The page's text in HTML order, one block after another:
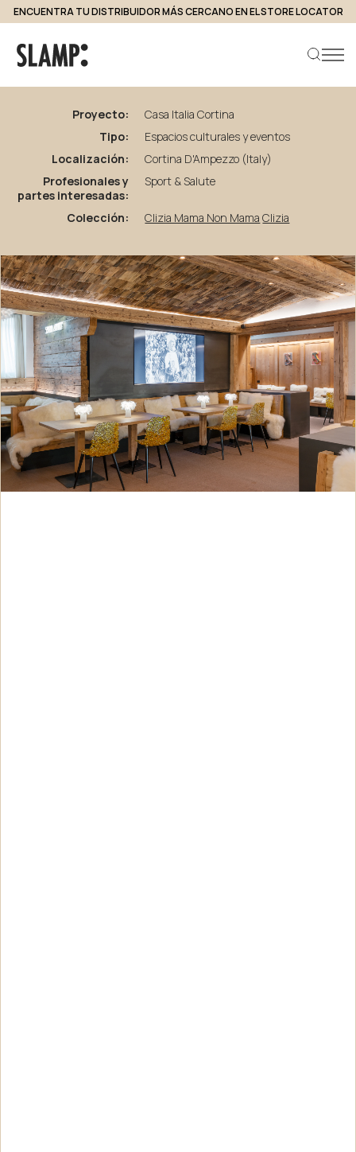
ENCUENTRA TU DISTRIBUIDOR MÁS CERCANO EN EL STORE LOCATOR
Buscar producto
volver a proyectos
Casa Italia
Proyecto:
Casa Italia Cortina
Tipo:
Espacios culturales y eventos
Localización:
Cortina D'Ampezzo (Italy)
Profesionales y
partes interesadas:
Sport & Salute
Colección: Clizia Mama Non Mama Clizia